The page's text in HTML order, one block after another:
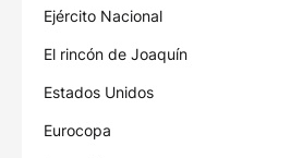
Ejército Nacional
El rincón de Joaquín
Estados Unidos
Eurocopa